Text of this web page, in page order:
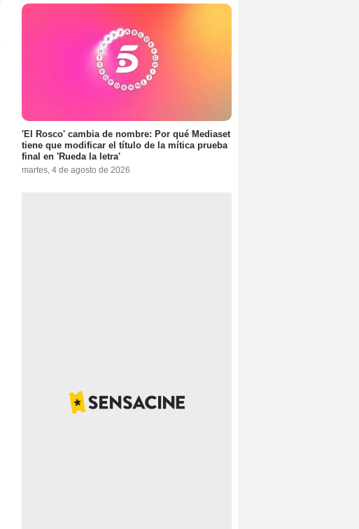
'El Rosco' cambia de nombre: Por qué Mediaset
tiene que modificar el título de la mítica prueba
final en 'Rueda la letra'
martes, 4 de agosto de 2026